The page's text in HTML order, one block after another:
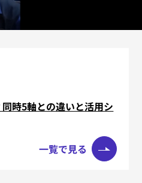
時5軸との違いと活用シ
一覧で見る